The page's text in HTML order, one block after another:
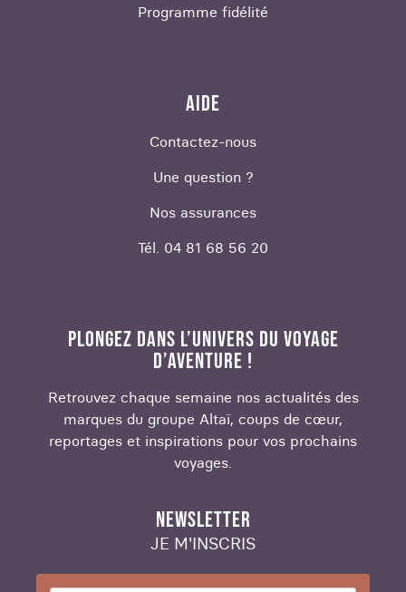
Programme fidélité
AIDE
Contactez-nous
Une question ?
Nos assurances
Tél. 04 81 68 56 20
PLONGEZ DANS L’UNIVERS DU VOYAGE
D’AVENTURE !
Retrouvez chaque semaine nos actualités des
marques du groupe Altaï, coups de cœur,
reportages et inspirations pour vos prochains
voyages.
NEWSLETTER
JE M'INSCRIS